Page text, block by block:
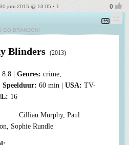
juni 2015 @ 13:05 • 1
GO BRANDON!
Blinders (2013)
8.8
crime,
60 min
TV-
16
Cillian Murphy, Paul
Sophie Rundle